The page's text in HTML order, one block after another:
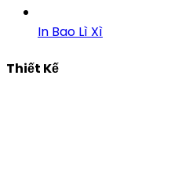
In Bao Lì Xì
Thiết Kế